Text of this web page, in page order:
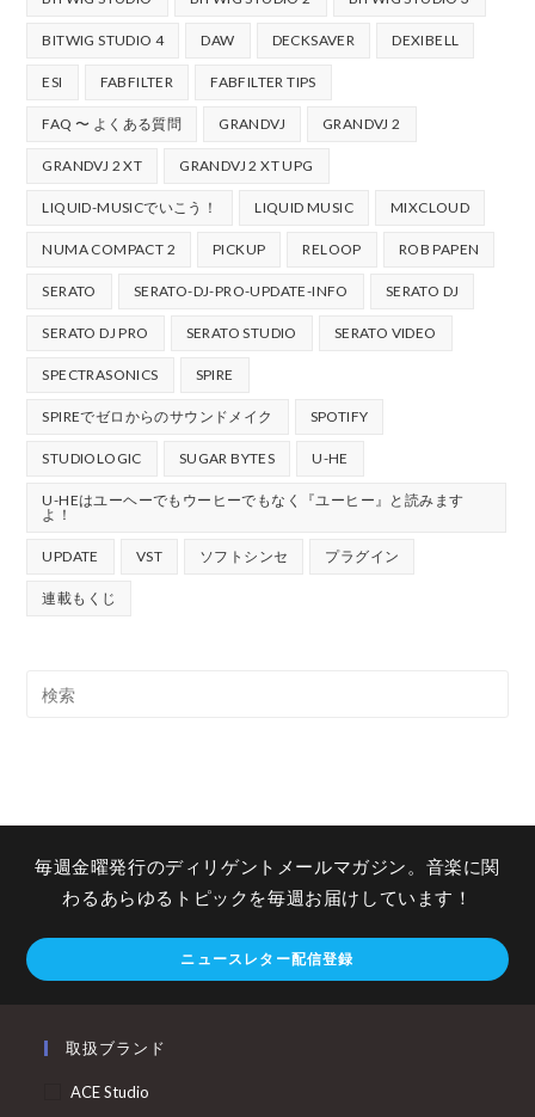
BITWIG STUDIO 4 DAW DECKSAVER DEXIBELL
ESI FABFILTER FABFILTER TIPS
FAQ 〜 よくある質問 GRANDVJ GRANDVJ 2
GRANDVJ 2 XT GRANDVJ 2 XT UPG
LIQUID-MUSICでいこう！ LIQUID MUSIC MIXCLOUD
NUMA COMPACT 2 PICKUP RELOOP ROB PAPEN
SERATO SERATO-DJ-PRO-UPDATE-INFO SERATO DJ
SERATO DJ PRO SERATO STUDIO SERATO VIDEO
SPECTRASONICS SPIRE
SPIREでゼロからのサウンドメイク SPOTIFY
STUDIOLOGIC SUGAR BYTES U-HE
U-HEはユーヘーでもウーヒーでもなく『ユーヒー』と読みます
よ！
UPDATE VST ソフトシンセ プラグイン
連載もくじ
毎週金曜発行のディリゲントメールマガジン。音楽に関
わるあらゆるトピックを毎週お届けしています！
ニュースレター配信登録
取扱ブランド
ACE Studio